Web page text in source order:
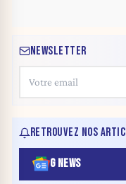
NEWSLETTER
RETROUVEZ NOS
G NEWS